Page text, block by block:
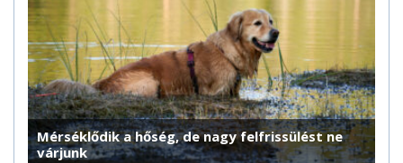
Mérséklődik a hőség, de nagy felfrissülést ne
várjunk